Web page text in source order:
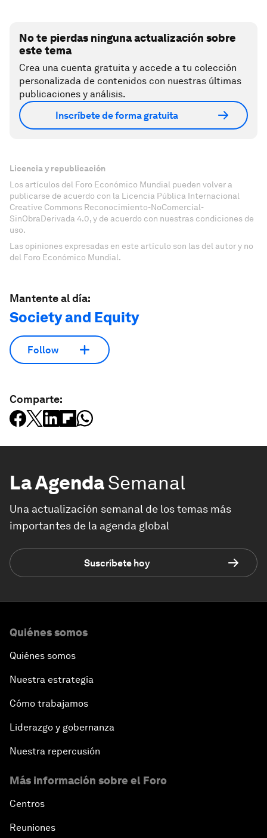
No te pierdas ninguna actualización sobre
este tema
Crea una cuenta gratuita y accede a tu colección
personalizada de contenidos con nuestras últimas
publicaciones y análisis.
Inscríbete de forma gratuita
Licencia y republicación
Los artículos del Foro Económico Mundial pueden volver a
publicarse de acuerdo con la Licencia Pública Internacional
Creative Commons Reconocimiento-NoComercial-
SinObraDerivada 4.0, y de acuerdo con nuestras condiciones de
uso.
Las opiniones expresadas en este artículo son las del autor y no
del Foro Económico Mundial.
Mantente al día:
Society and Equity
Follow
Comparte:
La AgendaSemanal
Una actualización semanal de los temas más
importantes de la agenda global
Suscríbete hoy
Quiénes somos
Quiénes somos
Nuestra estrategia
Cómo trabajamos
Liderazgo y gobernanza
Nuestra repercusión
Más información sobre el Foro
Centros
Reuniones